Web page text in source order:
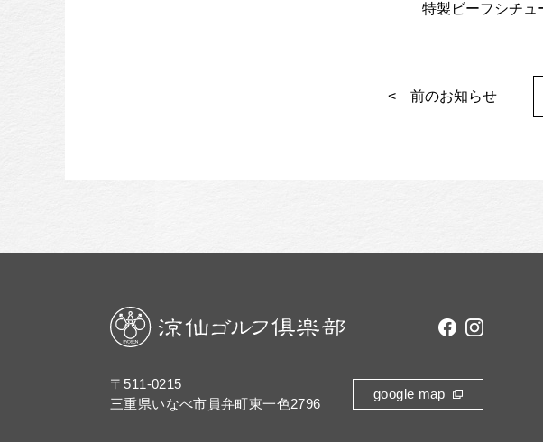
特製ビーフシチ
< 前のお知らせ
〒511-0215
三重県いなべ市員弁町東一色2796
google map